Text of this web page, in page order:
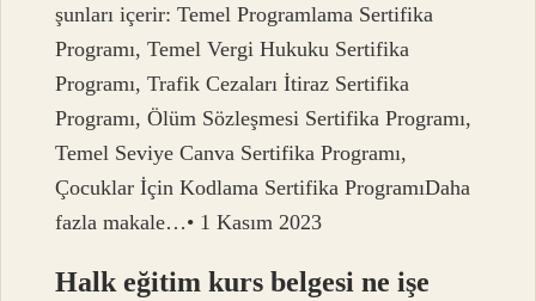
şunları içerir: Temel Programlama Sertifika
Programı, Temel Vergi Hukuku Sertifika
Programı, Trafik Cezaları İtiraz Sertifika
Programı, Ölüm Sözleşmesi Sertifika Programı,
Temel Seviye Canva Sertifika Programı,
Çocuklar İçin Kodlama Sertifika ProgramıDaha
fazla makale…• 1 Kasım 2023
Halk eğitim kurs belgesi ne işe